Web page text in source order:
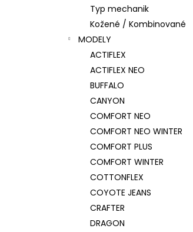
Typ mechanik
Kožené / Kombinované
MODELY
ACTIFLEX
ACTIFLEX NEO
BUFFALO
CANYON
COMFORT NEO
COMFORT NEO WINTER
COMFORT PLUS
COMFORT WINTER
COTTONFLEX
COYOTE JEANS
CRAFTER
DRAGON